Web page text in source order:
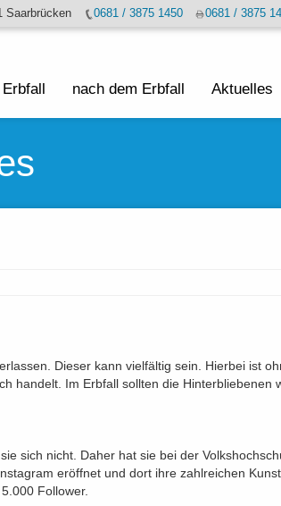
Saarbrücken 0681 / 3875 1450 0681 / 3875
nach dem Erbfall Aktuelles
Dieser kann vielfältig sein. Hierbei ist
handelt. Im Erbfall sollten die Hinterbliebenen
sich nicht. Daher hat sie bei der
eröffnet und dort ihre zahlreichen
Follower.